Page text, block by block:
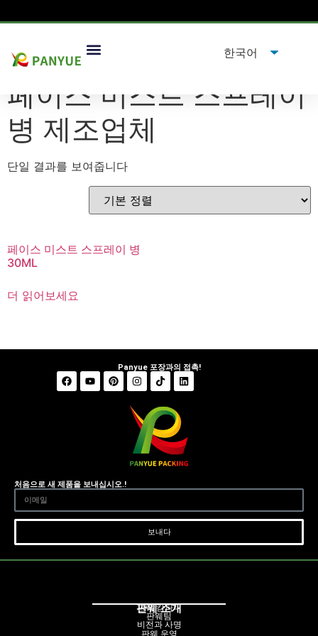
집/ 제품/ "태그"제품페이스 미스트 스프레이 병 제조업체”
페이스 미스트 스프레이
병 제조업체
단일 결과를 보여줍니다
페이스 미스트 스프레이 병
30ML
더 읽어보세요
Panyue 포장과의 접촉!
처음으로 새 제품을 보내십시오.!
보내다
판웨 소개
판웨 캄파니
판웨팀
비전과 사명
판웨 운영